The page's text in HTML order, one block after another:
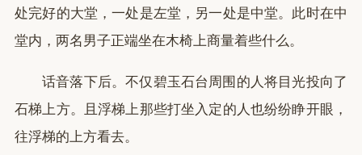
处完好的大堂，一处是左堂，另一处是中堂。此时在中
堂内，两名男子正端坐在木椅上商量着些什么。
话音落下后。不仅碧玉石台周围的人将目光投向了
石梯上方。且浮梯上那些打坐入定的人也纷纷睁开眼，
往浮梯的上方看去。